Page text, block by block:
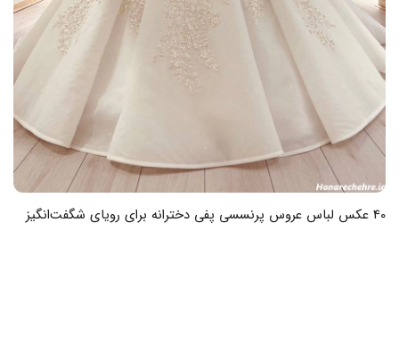
34 عکس از لباس کردی گلونی زیبایی که دل هر بیننده ای را میبرد